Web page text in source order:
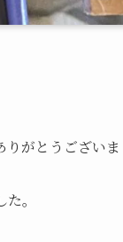
りがとうござい
。